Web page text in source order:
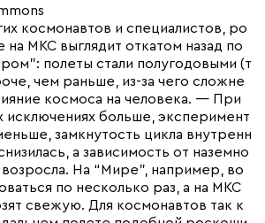
космонавтов и специалистов, ро
на МКС выглядит откатом назад по
полеты стали полугодовыми (т
чем раньше, из-за чего сложне
космоса на человека. — При
исключениях больше, эксперимент
замкнутость цикла внутренн
а зависимость от наземно
На “Мире”, например, во
по несколько раз, а на МКС
свежую. Для космонавтов так к